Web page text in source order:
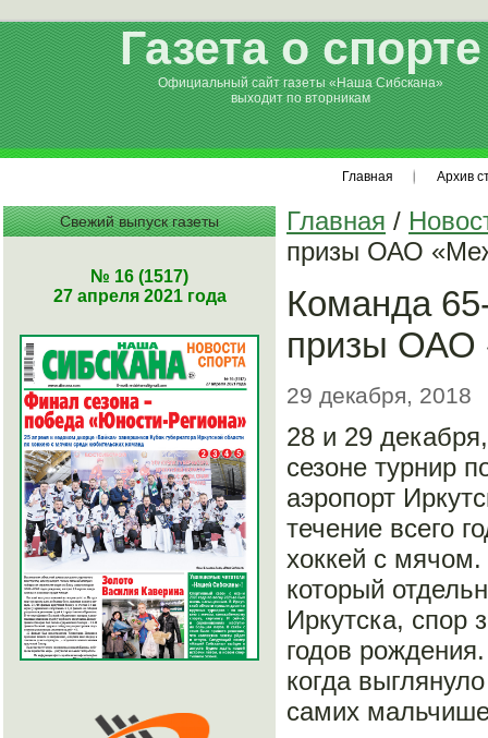
Газета о спорте
Официальный сайт газеты «Наша Сибскана»
выходит по вторникам
Главная Архив
Свежий выпуск газеты
№ 16 (1517)
27 апреля 2021 года
Главная /
призы ОАО
Команда
призы ОАО
29 декабря, 2018
28 и 29
сезоне турнир
аэропорт
течение всего
хоккей с мячом.
который
Иркутска, спор
годов
когда
самих